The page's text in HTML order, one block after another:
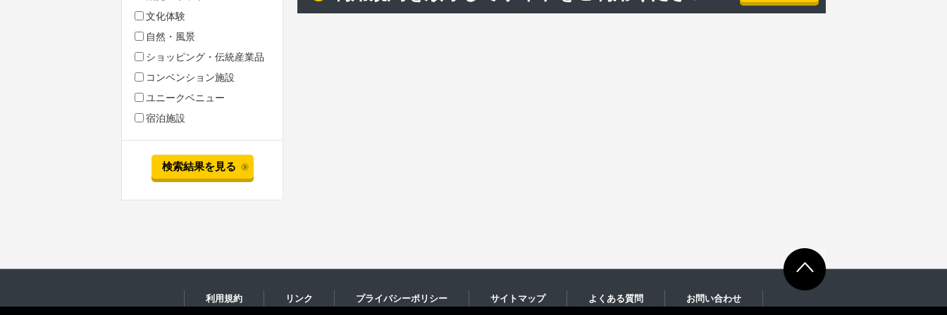
文化体験
自然・風景
ショッピング・伝統産業品
コンベンション施設
ユニークベニュー
宿泊施設
検索結果を見る
利用規約 リンク プライバシーポリシー サイトマップ よくある質問 お問い合わせ